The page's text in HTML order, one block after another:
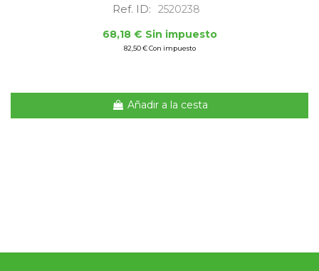
Ref. ID:
2520238
68,18 € Sin impuesto
82,50 € Con impuesto
Añadir a la cesta